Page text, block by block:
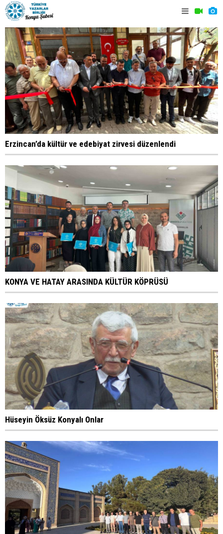
Erzincan’da kültür ve edebiyat zirvesi düzenlendi
KONYA VE HATAY ARASINDA KÜLTÜR KÖPRÜSÜ
Hüseyin Öksüz Konyalı Onlar